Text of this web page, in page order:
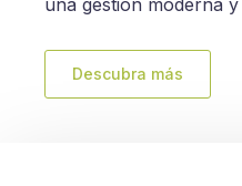
una gestión moderna
Descubra más